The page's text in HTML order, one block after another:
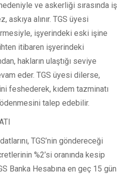
ve askerliği sırasında iş
alınır. TGS üyesi
işyerindeki eski işine
itibaren işyerindeki
hakların ulaştığı seviye
eder. TGS üyesi dilerse,
feshederek, kıdem tazminatı
talep edebilir.
TGS’nin göndereceği
%2’si oranında kesip
Banka Hesabına en geç 15 gün